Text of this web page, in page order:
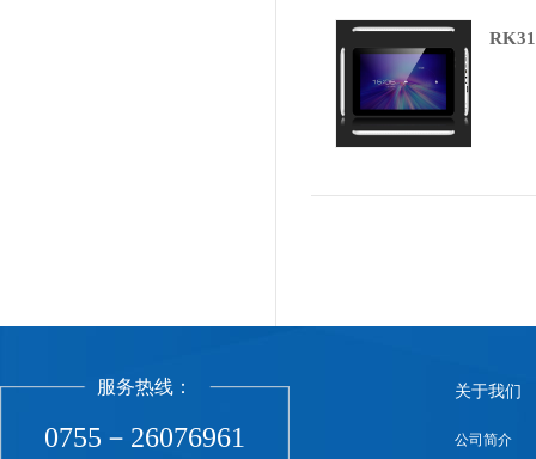
服务热线：
0755－26076961
关于我们
公司简介